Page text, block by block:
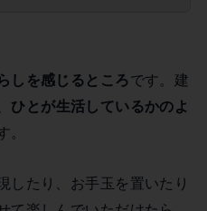
しを感じるところ です。建
ひとが生活しているかのよ
。
したり、お手玉を置いたり